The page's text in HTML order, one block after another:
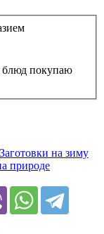
блюд покупаю
Заготовки на зиму
природе